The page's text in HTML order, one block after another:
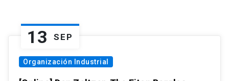
13 SEP
Organización Industrial